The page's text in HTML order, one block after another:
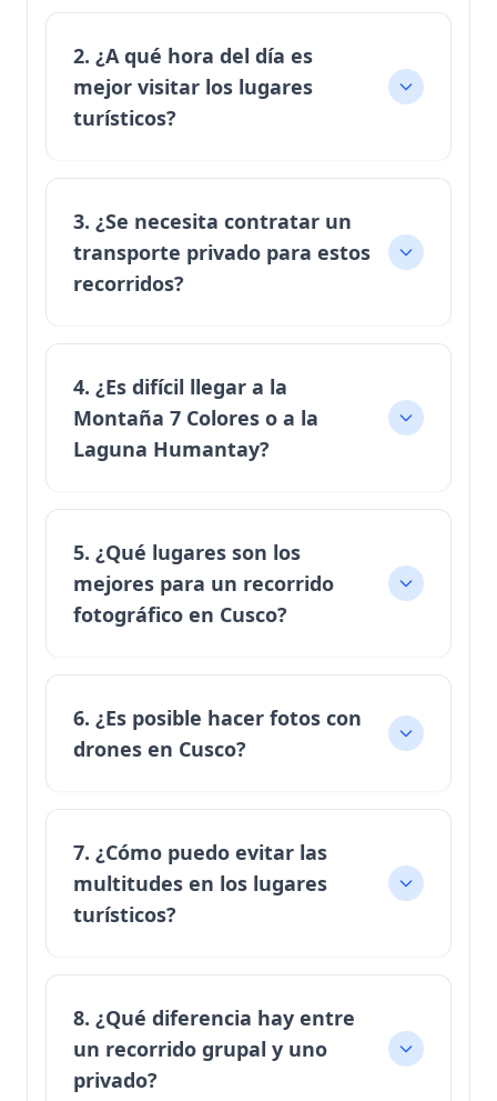
2. ¿A qué hora del día es
mejor visitar los lugares
turísticos?
3. ¿Se necesita contratar un
transporte privado para estos
recorridos?
4. ¿Es difícil llegar a la
Montaña 7 Colores o a la
Laguna Humantay?
5. ¿Qué lugares son los
mejores para un recorrido
fotográfico en Cusco?
6. ¿Es posible hacer fotos con
drones en Cusco?
7. ¿Cómo puedo evitar las
multitudes en los lugares
turísticos?
8. ¿Qué diferencia hay entre
un recorrido grupal y uno
privado?